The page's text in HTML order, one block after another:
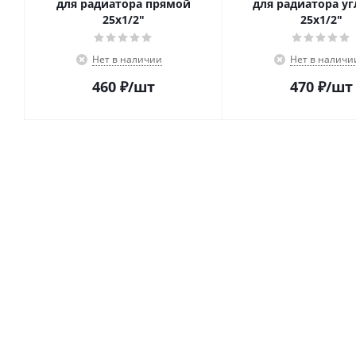
для радиатора прямой
25х1/2"
Нет в наличии
460 ₽/шт
для радиатора
25х1/2"
Нет в
470 ₽/шт